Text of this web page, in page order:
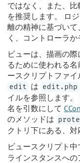
ではなく、また、
を推奨します。 ロ
離の精神に基づい
く、コントローラか
ビューは、描画の
るために使われる
ースクリプトファ
edit は edit.php
イルを参照します
名を引数にして
のメソッドは
クトリ下にある、対
ビュースクリプト中
ラインスタンスへ